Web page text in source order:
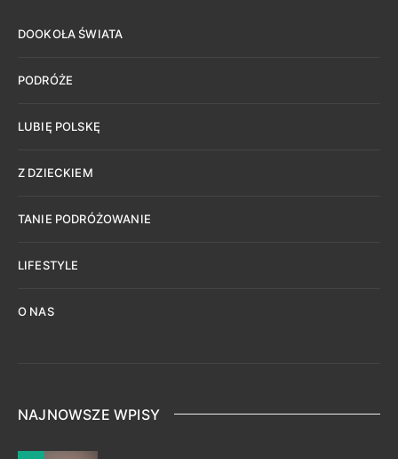
DOOKOŁA ŚWIATA
PODRÓŻE
LUBIĘ POLSKĘ
Z DZIECKIEM
TANIE PODRÓŻOWANIE
LIFESTYLE
O NAS
NAJNOWSZE WPISY